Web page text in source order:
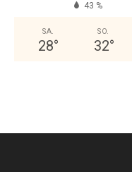
43 %
SA.
28°
SO.
32°